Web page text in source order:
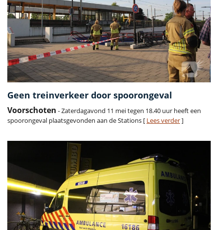
Geen treinverkeer door spoorongeval
Voorschoten - Zaterdagavond 11 mei tegen 18.40 uur heeft een
spoorongeval plaatsgevonden aan de Stations [ Lees verder]